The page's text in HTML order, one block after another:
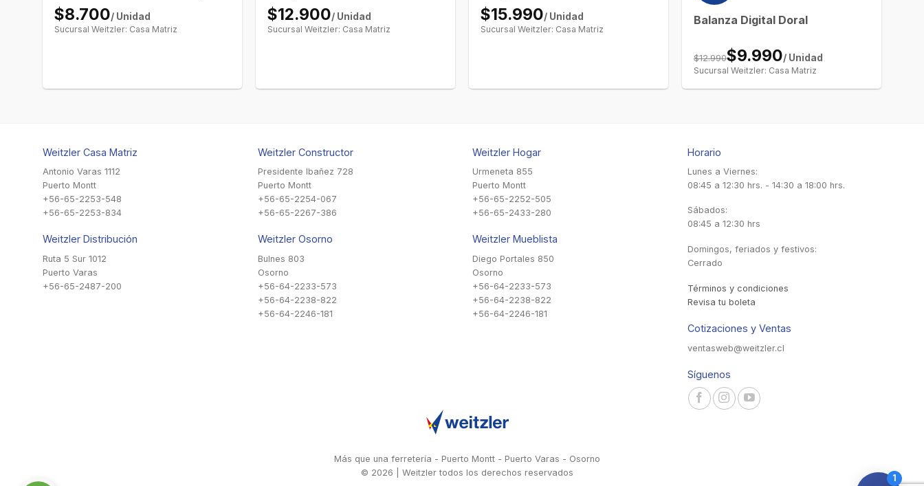
$8.700/ Unidad
Sucursal Weitzler: Casa Matriz
$12.900/ Unidad
Sucursal Weitzler: Casa Matriz
$15.990/ Unidad
Sucursal Weitzler: Casa Matriz
Balanza Digital Doral
$12.990$9.990/ Unidad
Sucursal Weitzler: Casa Matriz
Weitzler Casa Matriz
Antonio Varas 1112
Puerto Montt
+56-65-2253-548
+56-65-2253-834
Weitzler Distribución
Ruta 5 Sur 1012
Puerto Varas
+56-65-2487-200
Weitzler Constructor
Presidente Ibañez 728
Puerto Montt
+56-65-2254-067
+56-65-2267-386
Weitzler Osorno
Bulnes 803
Osorno
+56-64-2233-573
+56-64-2238-822
+56-64-2246-181
Weitzler Hogar
Urmeneta 855
Puerto Montt
+56-65-2252-505
+56-65-2433-280
Weitzler Mueblista
Diego Portales 850
Osorno
+56-64-2233-573
+56-64-2238-822
+56-64-2246-181
Horario
Lunes a Viernes:
08:45 a 12:30 hrs. - 14:30 a 18:00 hrs.
Sábados:
08:45 a 12:30 hrs
Domingos, feriados y festivos:
Cerrado
Términos y condiciones
Revisa tu boleta
Cotizaciones y Ventas
ventasweb@weitzler.cl
Síguenos
Más que una ferretería - Puerto Montt - Puerto Varas - Osorno
© 2026 | Weitzler todos los derechos reservados